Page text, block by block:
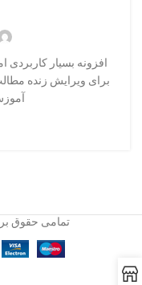
افزونه بسیار
برای ویرایش زنده
تمامی حقوق برای